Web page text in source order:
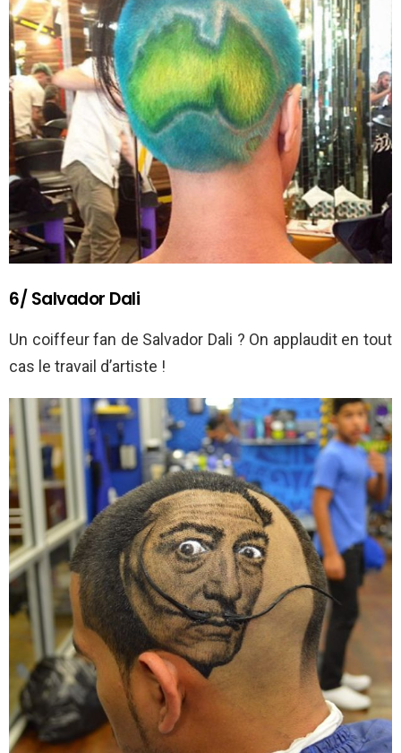
6/ Salvador Dali
Un coiffeur fan de Salvador Dali ? On applaudit en tout
cas le travail d’artiste !